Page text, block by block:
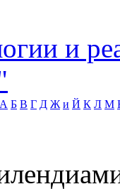
и
А Б В Г Д Ж и Й К Л М